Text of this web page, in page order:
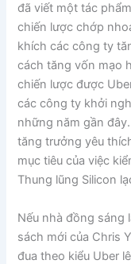
đã viết một tác
chiến lược chớp
khích các công ty
cách tăng vốn mạo
chiến lược được
các công ty khởi
những năm gần
tăng trưởng yêu
mục tiêu của việc
Thung lũng Silicon
Nếu nhà đồng sáng
sách mới của Chris
đua theo kiểu Uber